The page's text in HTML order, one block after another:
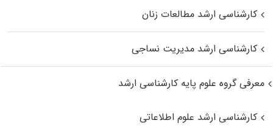
کارشناسی ارشد مطالعات زنان
کارشناسی ارشد مدیریت نساجی
معرفی گروه علوم پایه کارشناسی ارشد
کارشناسی ارشد علوم اطلاعاتی